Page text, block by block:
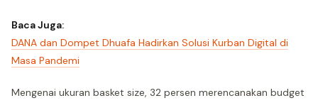
Baca Juga:
DANA dan Dompet Dhuafa Hadirkan Solusi Kurban Digital di
Masa Pandemi
Mengenai ukuran basket size, 32 persen merencanakan budget